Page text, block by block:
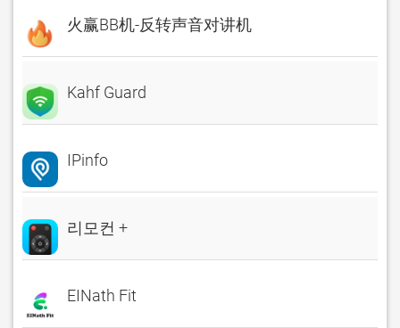
火赢BB机-反转声音对讲机
Kahf Guard
IPinfo
리모컨 +
EINath Fit